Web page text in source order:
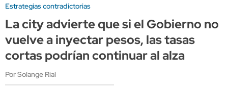
Estrategias contradictorias
La city advierte que si el Gobierno no
vuelve a inyectar pesos, las tasas
cortas podrían continuar al alza
Por Solange Rial